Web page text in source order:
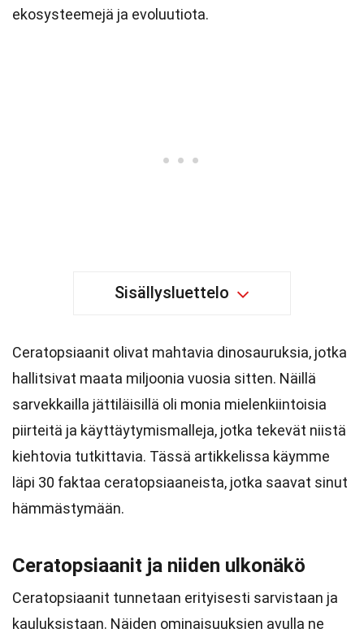
ekosysteemejä ja evoluutiota.
Sisällysluettelo
Ceratopsiaanit olivat mahtavia dinosauruksia, jotka
hallitsivat maata miljoonia vuosia sitten. Näillä
sarvekkailla jättiläisillä oli monia mielenkiintoisia
piirteitä ja käyttäytymismalleja, jotka tekevät niistä
kiehtovia tutkittavia. Tässä artikkelissa käymme
läpi 30 faktaa ceratopsiaaneista, jotka saavat sinut
hämmästymään.
Ceratopsiaanit ja niiden ulkonäkö
Ceratopsiaanit tunnetaan erityisesti sarvistaan ja
kauluksistaan. Näiden ominaisuuksien avulla ne